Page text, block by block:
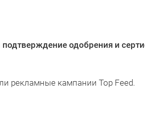
подтверждение одобрения и
рекламные кампании Top Feed.